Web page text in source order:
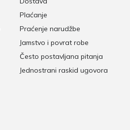
Plaćanje
Praćenje narudžbe
Jamstvo i povrat robe
Često postavljana pitanja
Jednostrani raskid ugovora